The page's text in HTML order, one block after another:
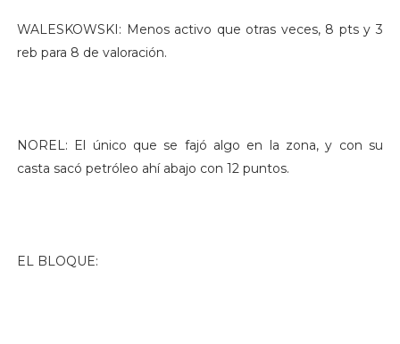
WALESKOWSKI: Menos activo que otras veces, 8 pts y 3
reb para 8 de valoración.
NOREL: El único que se fajó algo en la zona, y con su
casta sacó petróleo ahí abajo con 12 puntos.
EL BLOQUE: